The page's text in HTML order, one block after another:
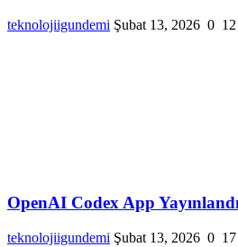
teknolojiigundemi Şubat 13, 2026 0 12
OpenAI Codex App
teknolojiigundemi Şubat 13, 2026 0 17